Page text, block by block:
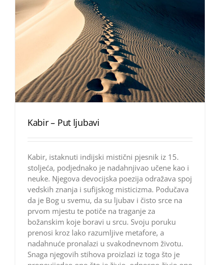
Kabir – Put ljubavi
Kabir, istaknuti indijski mistični pjesnik iz 15.
stoljeća, podjednako je nadahnjivao učene kao i
neuke. Njegova devocijska poezija odražava spoj
vedskih znanja i sufijskog misticizma. Podučava
da je Bog u svemu, da su ljubav i čisto srce na
prvom mjestu te potiče na traganje za
božanskim koje boravi u srcu. Svoju poruku
prenosi kroz lako razumljive metafore, a
nadahnuće pronalazi u svakodnevnom životu.
Snaga njegovih stihova proizlazi iz toga što je